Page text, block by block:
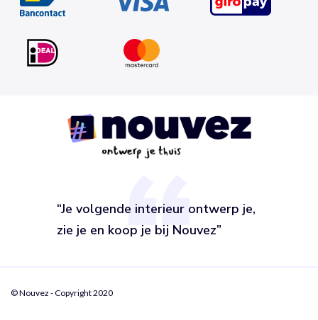
“Je volgende interieur ontwerp je,
zie je en koop je bij Nouvez”
© Nouvez - Copyright 2020